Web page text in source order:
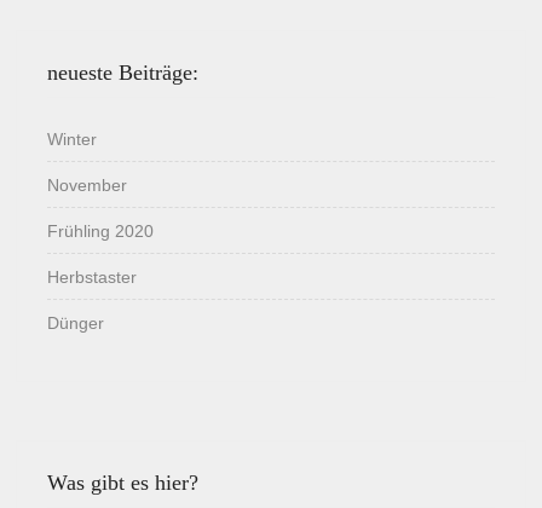
neueste Beiträge:
Winter
November
Frühling 2020
Herbstaster
Dünger
Was gibt es hier?